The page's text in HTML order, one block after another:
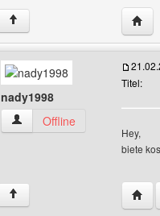
↑
nady1998
nady1998 Benutzer-Profile
Offline
Titel:
Hey,
biete
↑